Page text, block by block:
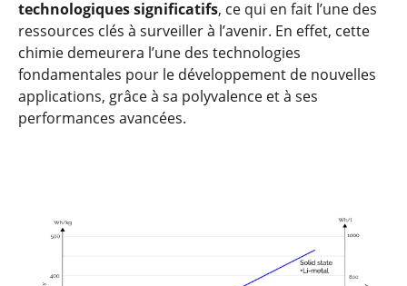
technologiques significatifs, ce qui en fait l’une des
ressources clés à surveiller à l’avenir. En effet, cette
chimie demeurera l’une des technologies
fondamentales pour le développement de nouvelles
applications, grâce à sa polyvalence et à ses
performances avancées.